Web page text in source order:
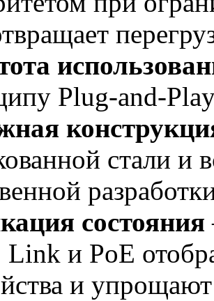
Plug-and-
стали и
состояния
Link и PoE
и